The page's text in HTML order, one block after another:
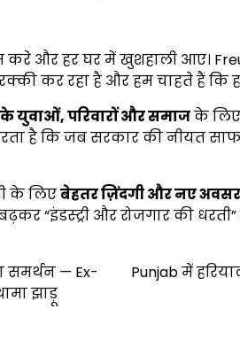
करे और हर घर में खुशहाली आए।
कर रहा है और हम चाहते हैं कि
के युवाओं,परिवारों और समाजके लिए
है कि जब सरकार की नीयत साफ
के लिएबेहतर ज़िंदगी और नए अवसर
“इंडस्ट्री और रोजगार की धरती”
समर्थन — Ex-
झाड़ू
Punjab में